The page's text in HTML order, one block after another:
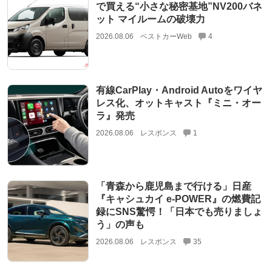
で買える“小さな秘密基地”NV200バネ
ット マイルームの破壊力
2026.08.06 ベストカーWeb 4
有線CarPlay・Android Autoをワイヤ
レス化、オットキャスト『ミニ・オー
ラ』発売
2026.08.06 レスポンス 1
「青森から鹿児島まで行ける」日産
『キャシュカイ e-POWER』の燃費記
録にSNS驚愕！「日本でも売りましょ
う」の声も
2026.08.06 レスポンス 35